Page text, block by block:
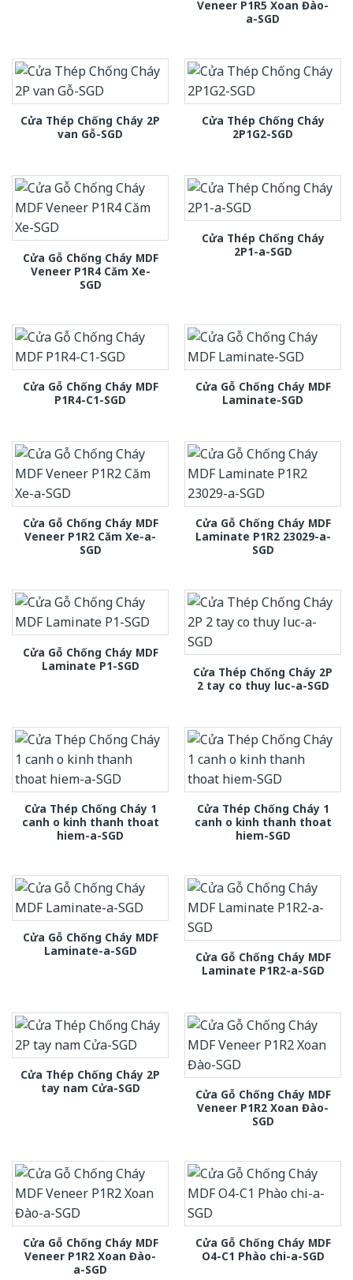
Veneer P1R5 Xoan Đào-
a-SGD
Cửa Thép Chống Cháy 2P
van Gỗ-SGD
Cửa Thép Chống Cháy
2P1G2-SGD
Cửa Gỗ Chống Cháy MDF
Veneer P1R4 Căm Xe-
SGD
Cửa Thép Chống Cháy
2P1-a-SGD
Cửa Gỗ Chống Cháy MDF
P1R4-C1-SGD
Cửa Gỗ Chống Cháy MDF
Laminate-SGD
Cửa Gỗ Chống Cháy MDF
Veneer P1R2 Căm Xe-a-
SGD
Cửa Gỗ Chống Cháy MDF
Laminate P1R2 23029-a-
SGD
Cửa Gỗ Chống Cháy MDF
Laminate P1-SGD
Cửa Thép Chống Cháy 2P
2 tay co thuy luc-a-SGD
Cửa Thép Chống Cháy 1
canh o kinh thanh thoat
hiem-a-SGD
Cửa Thép Chống Cháy 1
canh o kinh thanh thoat
hiem-SGD
Cửa Gỗ Chống Cháy MDF
Laminate-a-SGD
Cửa Gỗ Chống Cháy MDF
Laminate P1R2-a-SGD
Cửa Thép Chống Cháy 2P
tay nam Cửa-SGD
Cửa Gỗ Chống Cháy MDF
Veneer P1R2 Xoan Đào-
SGD
Cửa Gỗ Chống Cháy MDF
Veneer P1R2 Xoan Đào-
a-SGD
Cửa Gỗ Chống Cháy MDF
O4-C1 Phào chi-a-SGD